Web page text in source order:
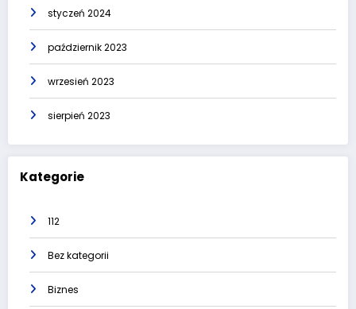
styczeń 2024
październik 2023
wrzesień 2023
sierpień 2023
Kategorie
112
Bez kategorii
Biznes